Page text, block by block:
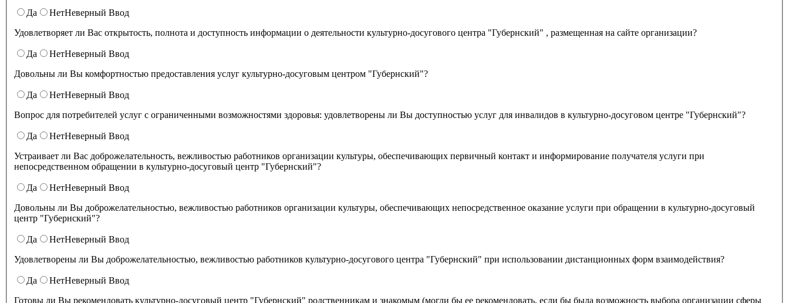
Да НетНеверный Ввод
Удовлетворяет ли Вас открытость, полнота и доступность информации о деятельности культурно-досугового центра "Губернский" , размещенная на сайте организации?
Да НетНеверный Ввод
Довольны ли Вы комфортностью предоставления услуг культурно-досуговым центром "Губернский"?
Да НетНеверный Ввод
Вопрос для потребителей услуг с ограниченными возможностями здоровья: удовлетворены ли Вы доступностью услуг для инвалидов в культурно-досуговом центре "Губернский"?
Да НетНеверный Ввод
Устраивает ли Вас доброжелательность, вежливостью работников организации культуры, обеспечивающих первичный контакт и информирование получателя услуги при
непосредственном обращении в культурно-досуговый центр "Губернский"?
Да НетНеверный Ввод
Довольны ли Вы доброжелательностью, вежливостью работников организации культуры, обеспечивающих непосредственное оказание услуги при обращении в культурно-досуговый
центр "Губернский"?
Да НетНеверный Ввод
Удовлетворены ли Вы доброжелательностью, вежливостью работников культурно-досугового центра "Губернский" при использовании дистанционных форм взаимодействия?
Да НетНеверный Ввод
Готовы ли Вы рекомендовать культурно-досуговый центр "Губернский" родственникам и знакомым (могли бы ее рекомендовать, если бы была возможность выбора организации сферы